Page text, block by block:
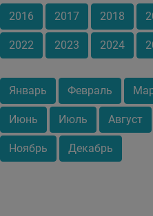
2016 2017 2018
2022 2023 2024
Январь Февраль
Июнь Июль Август
Ноябрь Декабрь